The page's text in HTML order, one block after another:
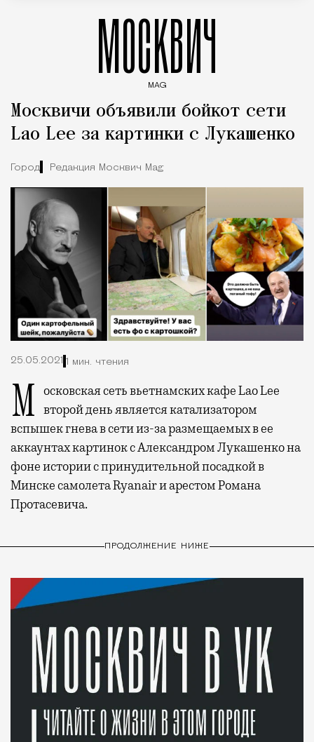
МОСКВИЧ
MAG
Москвичи объявили бойкот сети
Lao Lee за картинки с Лукашенко
Город Редакция Москвич Mag
25.05.2021 1 мин. чтения
Московская сеть вьетнамских кафе Lao Lee второй день является катализатором
вспышек гнева в сети из-за размещаемых в ее
аккаунтах картинок с Александром Лукашенко на
фоне истории с принудительной посадкой в
Минске самолета Ryanair и арестом Романа
Протасевича.
ПРОДОЛЖЕНИЕ НИЖЕ